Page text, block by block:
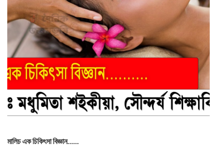
মালিচ এক চিকিৎসা বিজ্ঞান......